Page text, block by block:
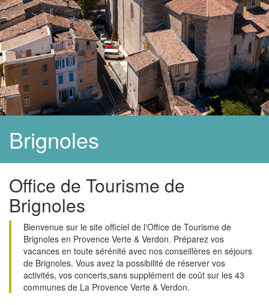
Brignoles
Office de Tourisme de
Brignoles
Bienvenue sur le site officiel de l'Office de Tourisme de
Brignoles en Provence Verte & Verdon. Préparez vos
vacances en toute sérénité avec nos conseillères en séjours
de Brignoles. Vous avez la possibilité de réserver vos
activités, vos concerts,sans supplément de coût sur les 43
communes de La Provence Verte & Verdon.